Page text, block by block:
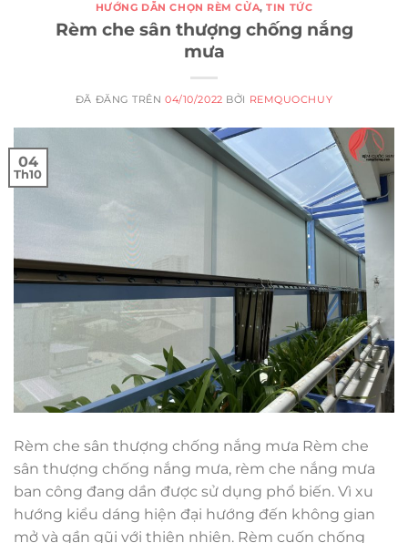
HƯỚNG DẪN CHỌN RÈM CỬA,TIN TỨC
Rèm che sân thượng chống nắng
mưa
ĐÃ ĐĂNG TRÊN04/10/2022 BỞI REMQUOCHUY
04
Th10
Rèm che sân thượng chống nắng mưa Rèm che
sân thượng chống nắng mưa, rèm che nắng mưa
ban công đang dần được sử dụng phổ biến. Vì xu
hướng kiểu dáng hiện đại hướng đến không gian
mở và gần gũi với thiên nhiên. Rèm cuốn chống